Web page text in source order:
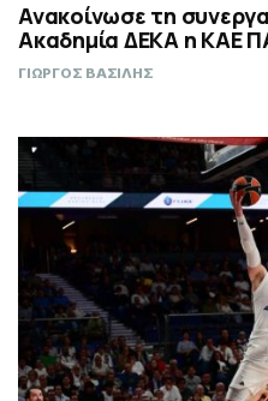
Ανακοίνωσε τη
Ακαδημία ΔΕΚΑ η ΚΑΕ
ΓΙΩΡΓΟΣ ΒΑΣΙΛΗΣ